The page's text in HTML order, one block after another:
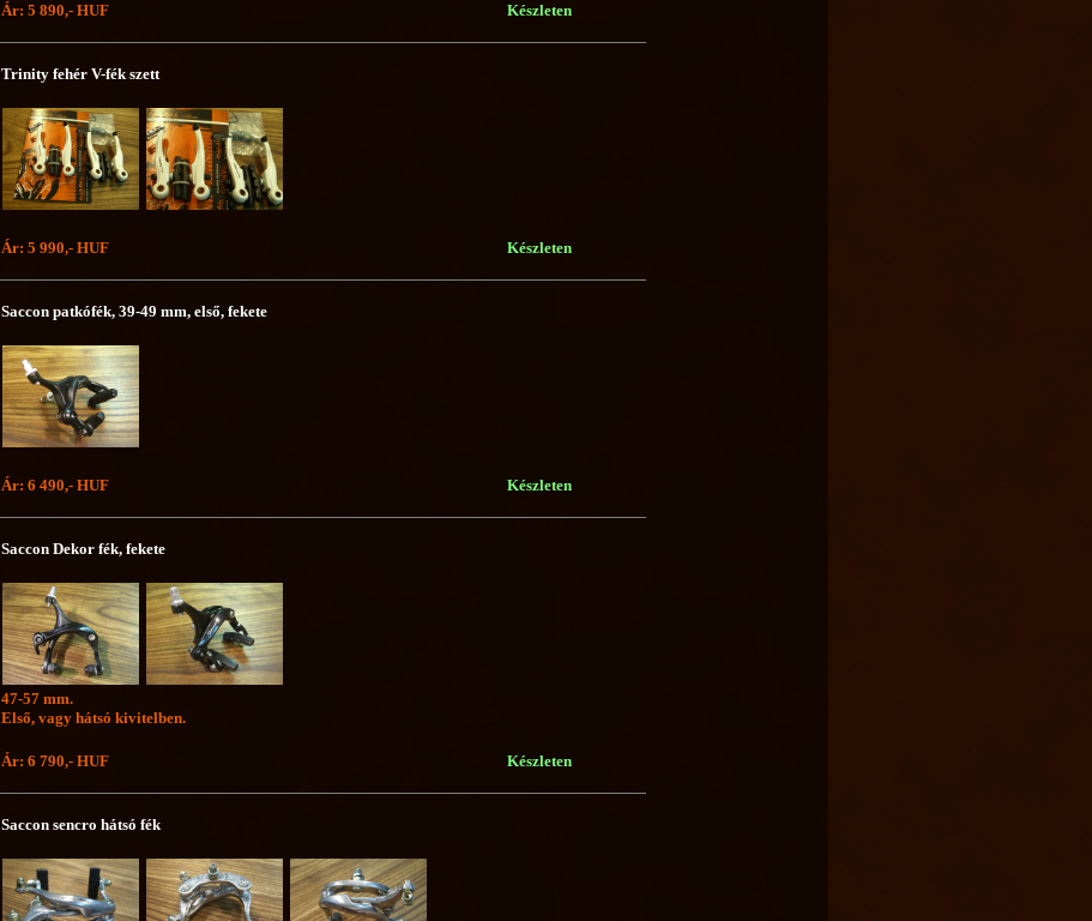
Ár: 5 890,- HUF Készleten
Trinity fehér V-fék szett
Ár: 5 990,- HUF Készleten
Saccon patkófék, 39-49 mm, első, fekete
Ár: 6 490,- HUF Készleten
Saccon Dekor fék, fekete
47-57 mm.
Első, vagy hátsó kivitelben.
Ár: 6 790,- HUF Készleten
Saccon sencro hátsó fék